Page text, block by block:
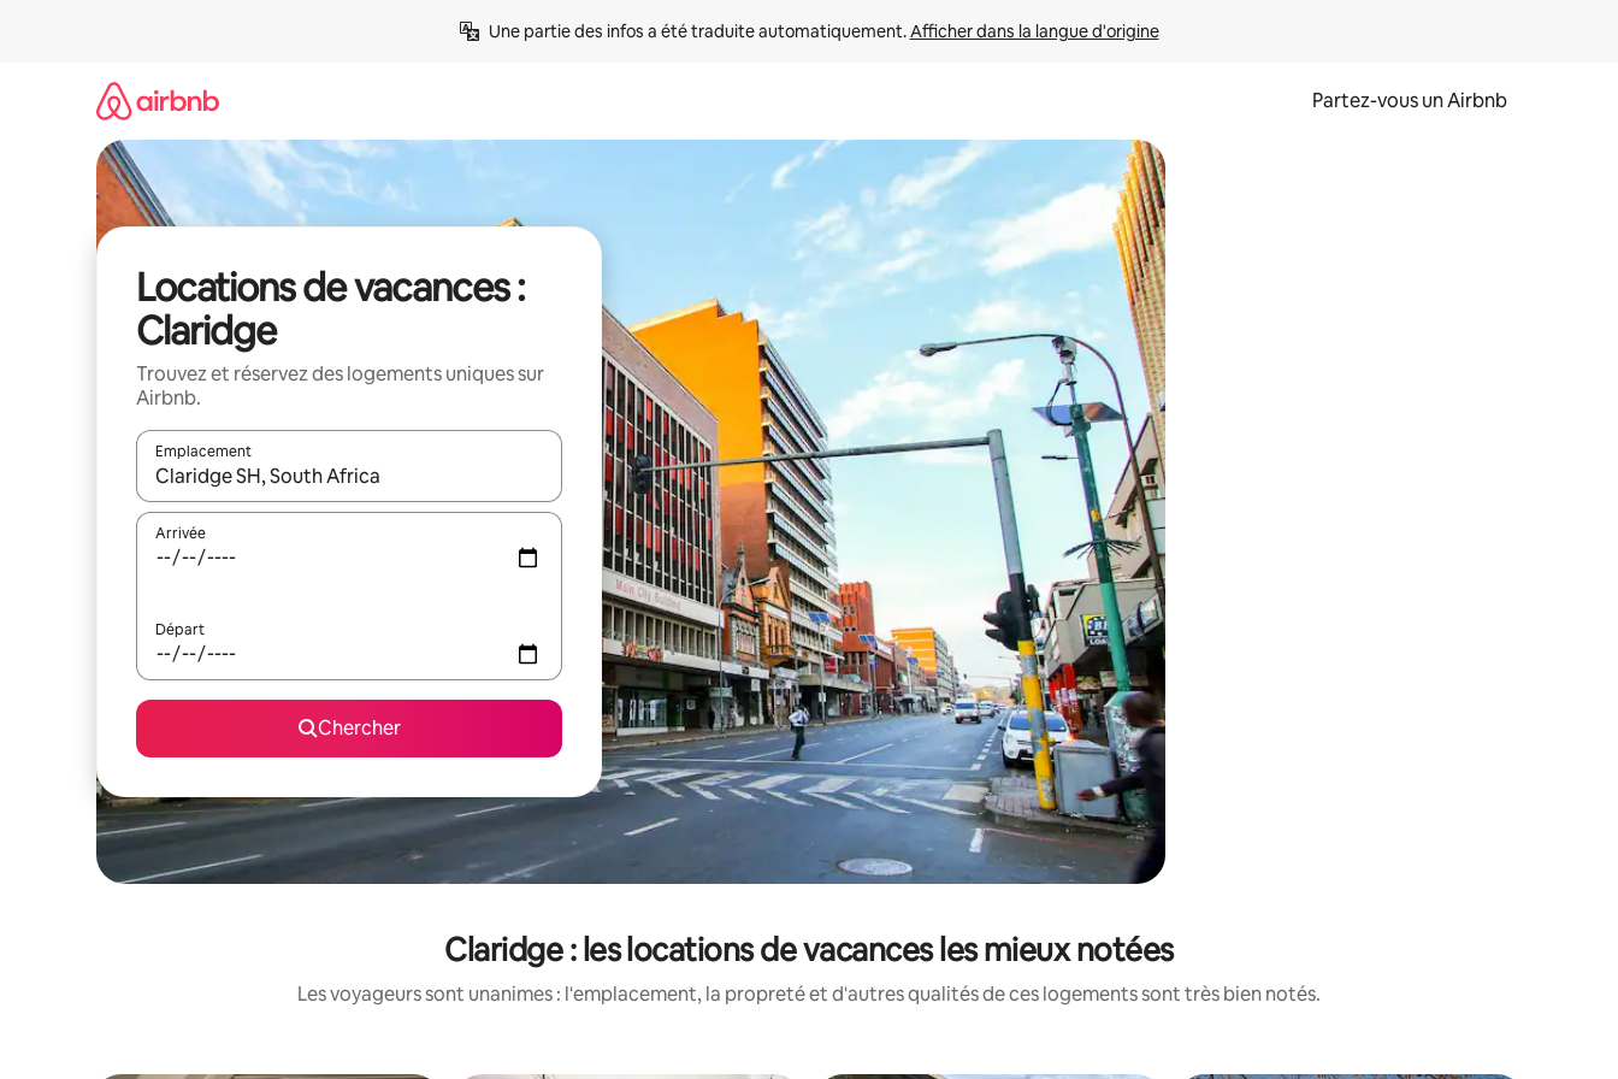
Une partie des infos a été traduite automatiquement. Afficher dans la langue d'origine
Partez-vous un Airbnb
Locations de vacances :
Claridge
Trouvez et réservez des logements uniques sur
Airbnb.
Emplacement
Quand les résultats sont affichés, parcourez-les en utilisant les flèches vers le haut et vers le bas, ou en appuyant dessus et en les faisant glisser.
Arrivée
Départ
Chercher
Claridge : les locations de vacances les mieux notées
Les voyageurs sont unanimes : l'emplacement, la propreté et d'autres qualités de ces logements sont très bien notés.